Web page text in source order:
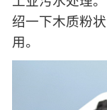
绍一下木质粉
用。